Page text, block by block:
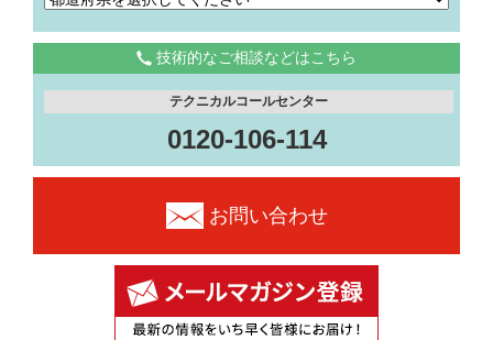
技術的なご相談などはこちら
テクニカルコールセンター
0120-106-114
お問い合わせ